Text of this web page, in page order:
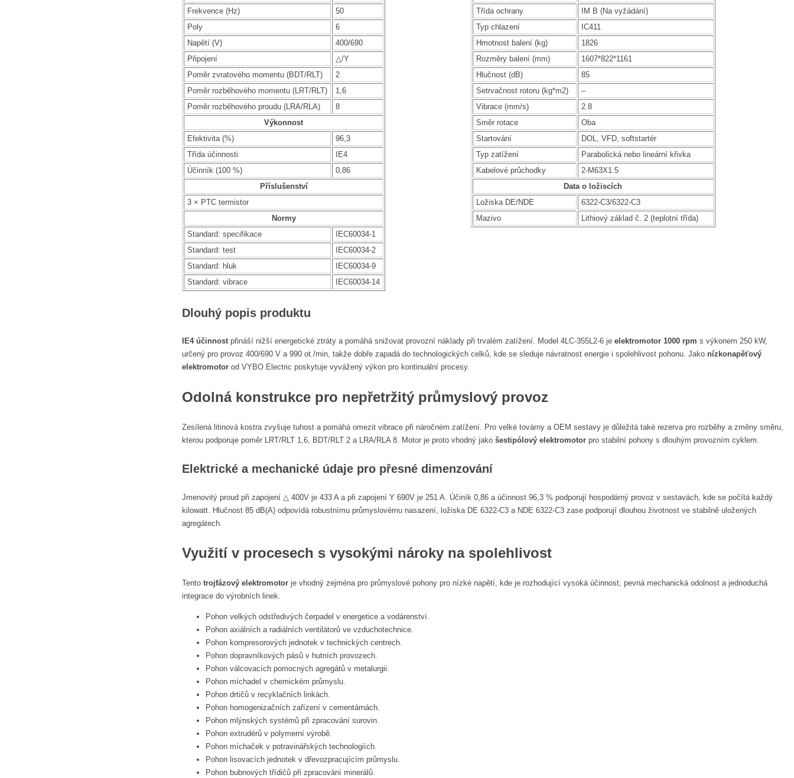
Frekvence (Hz)
50
Poly
6
Napětí (V)
400/690
Připojení
△/Y
Poměr zvratového momentu (BDT/RLT)
2
Poměr rozběhového momentu (LRT/RLT)
1,6
Poměr rozběhového proudu (LRA/RLA)
8
Výkonnost
Efektivita (%)
96,3
Třída účinnosti
IE4
Účinník (100 %)
0,86
Příslušenství
3 × PTC termistor
Normy
Standard: specifikace
IEC60034-1
Standard: test
IEC60034-2
Standard: hluk
IEC60034-9
Standard: vibrace
IEC60034-14
Třída ochrany
IM B (Na vyžádání)
Typ chlazení
IC411
Hmotnost balení (kg)
1826
Rozměry balení (mm)
1607*822*1161
Hlučnost (dB)
85
Setrvačnost rotoru (kg*m2)
–
Vibrace (mm/s)
2.8
Směr rotace
Oba
Startování
DOL, VFD, softstartér
Typ zatížení
Parabolická nebo lineární křivka
Kabelové průchodky
2-M63X1.5
Data o ložiscích
Ložiska DE/NDE
6322-C3/6322-C3
Mazivo
Lithiový základ č. 2 (teplotní třída)
Dlouhý popis produktu
IE4 účinnostpřináší nižší energetické ztráty a pomáhá snižovat provozní náklady při trvalém zatížení. Model 4LC-355L2-6 je elektromotor 1000 rpm s výkonem 250 kW,
určený pro provoz 400/690 V a 990 ot./min, takže dobře zapadá do technologických celků, kde se sleduje návratnost energie i spolehlivost pohonu. Jako nízkonapěťový
elektromotor od VYBO Electric poskytuje vyvážený výkon pro kontinuální procesy.
Odolná konstrukce pro nepřetržitý průmyslový provoz
Zesílená litinová kostra zvyšuje tuhost a pomáhá omezit vibrace při náročném zatížení. Pro velké továrny a OEM sestavy je důležitá také rezerva pro rozběhy a změny směru,
kterou podporuje poměr LRT/RLT 1,6, BDT/RLT 2 a LRA/RLA 8. Motor je proto vhodný jako šestipólový elektromotor pro stabilní pohony s dlouhým provozním cyklem.
Elektrické a mechanické údaje pro přesné dimenzování
Jmenovitý proud při zapojení △ 400V je 433 A a při zapojení Y 690V je 251 A. Účiník 0,86 a účinnost 96,3 % podporují hospodárný provoz v sestavách, kde se počítá každý
kilowatt. Hlučnost 85 dB(A) odpovídá robustnímu průmyslovému nasazení, ložiska DE 6322-C3 a NDE 6322-C3 zase podporují dlouhou životnost ve stabilně uložených
agregátech.
Využití v procesech s vysokými nároky na spolehlivost
Tento trojfázový elektromotor je vhodný zejména pro průmyslové pohony pro nízké napětí, kde je rozhodující vysoká účinnost, pevná mechanická odolnost a jednoduchá
integrace do výrobních linek.
Pohon velkých odstředivých čerpadel v energetice a vodárenství.
Pohon axiálních a radiálních ventilátorů ve vzduchotechnice.
Pohon kompresorových jednotek v technických centrech.
Pohon dopravníkových pásů v hutních provozech.
Pohon válcovacích pomocných agregátů v metalurgii.
Pohon míchadel v chemickém průmyslu.
Pohon drtičů v recyklačních linkách.
Pohon homogenizačních zařízení v cementárnách.
Pohon mlýnských systémů při zpracování surovin.
Pohon extrudérů v polymerní výrobě.
Pohon míchaček v potravinářských technologiích.
Pohon lisovacích jednotek v dřevozpracujícím průmyslu.
Pohon bubnových třídičů při zpracování minerálů.